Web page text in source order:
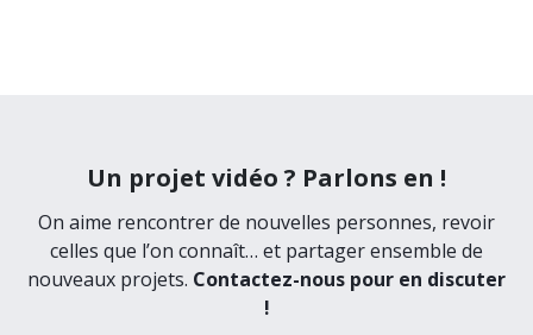
Un projet vidéo ? Parlons en !
On aime rencontrer de nouvelles personnes, revoir
celles que l’on connaît… et partager ensemble de
nouveaux projets. Contactez-nous pour en discuter
!